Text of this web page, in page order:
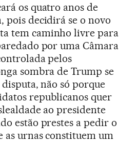
os quatro anos de
pois decidirá se o novo
tem caminho livre para
por uma Câmara
pelos
sombra de Trump se
não só porque
republicanos quer
ao presidente
estão prestes a pedir o
as urnas constituem um